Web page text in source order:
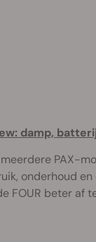
damp,
PAX-
onderhoud
FOUR beter af